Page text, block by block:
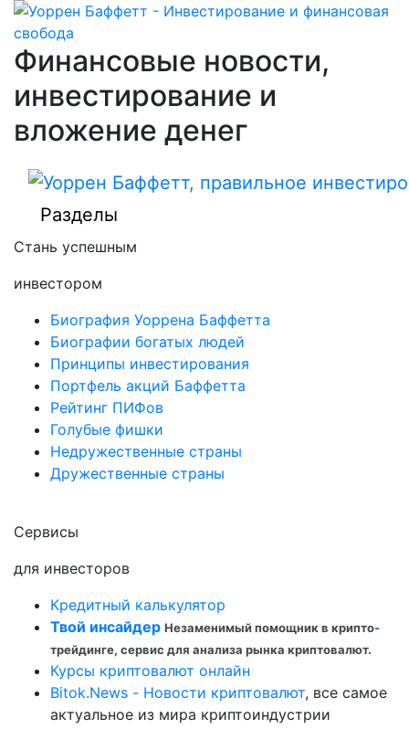
Финансовые новости,
инвестирование и
вложение денег
Разделы
Стань успешным
инвестором
Биография Уоррена Баффетта
Биографии богатых людей
Принципы инвестирования
Портфель акций Баффетта
Рейтинг ПИФов
Голубые фишки
Недружественные страны
Дружественные страны
Сервисы
для инвесторов
Кредитный калькулятор
Твой инсайдер Незаменимый помощник в крипто-
трейдинге, сервис для анализа рынка криптовалют.
Курсы криптовалют онлайн
Bitok.News - Новости криптовалют, все самое
актуальное из мира криптоиндустрии